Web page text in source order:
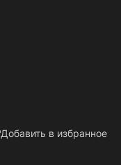
Добавить в избранное